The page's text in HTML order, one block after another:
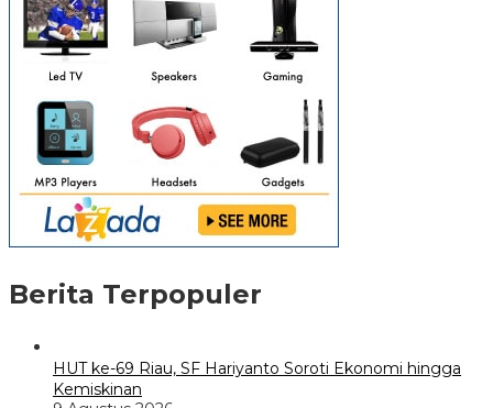
Berita Terpopuler
HUT ke-69 Riau, SF Hariyanto Soroti Ekonomi hingga
Kemiskinan